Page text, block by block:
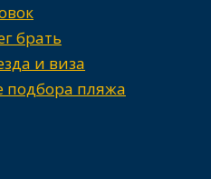
брать
и виза
пляжа